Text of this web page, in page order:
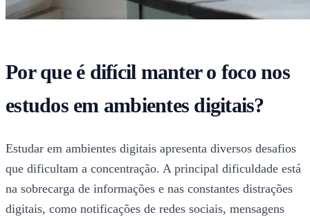
Por que é difícil manter o foco nos
estudos em ambientes digitais?
Estudar em ambientes digitais apresenta diversos desafios
que dificultam a concentração. A principal dificuldade está
na sobrecarga de informações e nas constantes distrações
digitais, como notificações de redes sociais, mensagens